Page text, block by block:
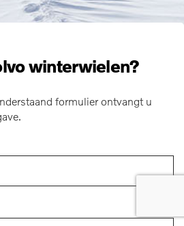
winterwielen?
formulier ontvangt u